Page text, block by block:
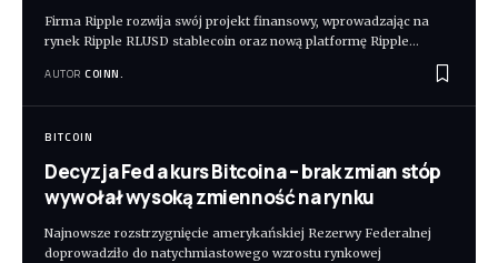
Firma Ripple rozwija swój projekt finansowy, wprowadzając na
rynek Ripple RLUSD stablecoin oraz nową platformę Ripple…
AUTOR COINN.
BITCOIN
Decyzja Fed a kurs Bitcoina – brak zmian stóp
wywołał wysoką zmienność na rynku
Najnowsze rozstrzygnięcie amerykańskiej Rezerwy Federalnej
doprowadziło do natychmiastowego wzrostu rynkowej